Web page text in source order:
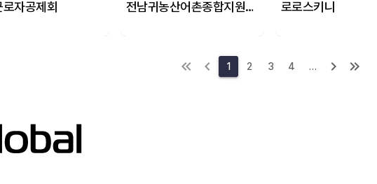
자공제회 전남귀농산어촌종합지원센터 로로스키니
1 2 3 4 …